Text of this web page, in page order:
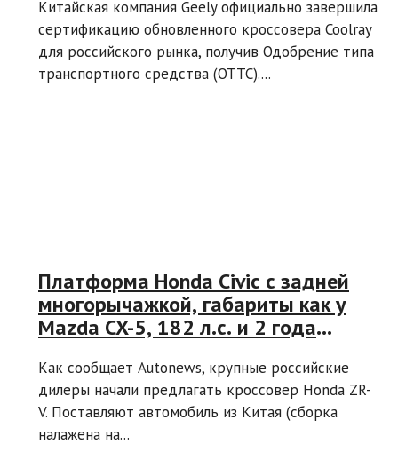
Китайская компания Geely официально завершила
сертификацию обновленного кроссовера Coolray
для российского рынка, получив Одобрение типа
транспортного средства (ОТТС)....
Платформа Honda Civic с задней
многорычажкой, габариты как у
Mazda CX-5, 182 л.с. и 2 года
продаже у крупных российских
дилеров
Как сообщает Autonews, крупные российские
дилеры начали предлагать кроссовер Honda ZR-
V. Поставляют автомобиль из Китая (сборка
налажена на...